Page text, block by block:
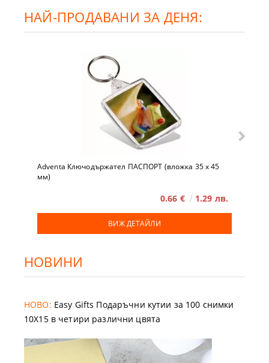
НАЙ-ПРОДАВАНИ ЗА ДЕНЯ:
Adventa Ключодържател ПАСПОРТ (вложка 35 x 45
мм)
0.66 € 1.29 лв.
ВИЖ ДЕТАЙЛИ
НОВИНИ
НОВО: Easy Gifts Подаръчни кутии за 100 снимки
10X15 в четири различни цвята